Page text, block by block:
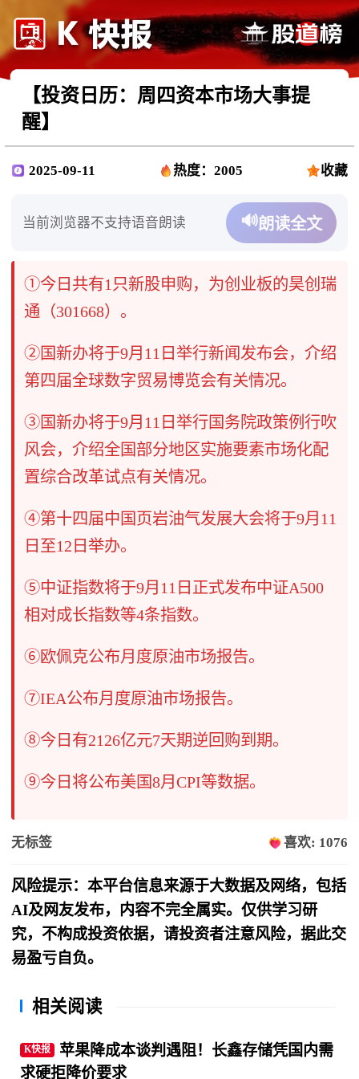
【投资日历：周四资本市场大事提
醒】
2025-09-11 热度：2005 收藏
当前浏览器不支持语音朗读 🔊朗读全文
①今日共有1只新股申购，为创业板的昊创瑞
通（301668）。
②国新办将于9月11日举行新闻发布会，介绍
第四届全球数字贸易博览会有关情况。
③国新办将于9月11日举行国务院政策例行吹
风会，介绍全国部分地区实施要素市场化配
置综合改革试点有关情况。
④第十四届中国页岩油气发展大会将于9月11
日至12日举办。
⑤中证指数将于9月11日正式发布中证A500
相对成长指数等4条指数。
⑥欧佩克公布月度原油市场报告。
⑦IEA公布月度原油市场报告。
⑧今日有2126亿元7天期逆回购到期。
⑨今日将公布美国8月CPI等数据。
无标签 喜欢: 1076
风险提示：本平台信息来源于大数据及网络，包括
AI及网友发布，内容不完全属实。仅供学习研
究，不构成投资依据，请投资者注意风险，据此交
易盈亏自负。
相关阅读
K快报
苹果降成本谈判遇阻！长鑫存储凭国内需
求硬拒降价要求